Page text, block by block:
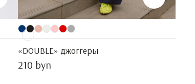
«DOUBLE» джоггеры
210 byn